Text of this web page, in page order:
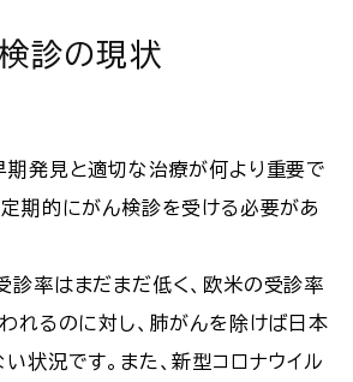
診の現状
期発見と適切な治療が何より重要で
定期的にがん検診を受ける必要があ
診率はまだまだ低く、欧米の受診率
るのに対し、肺がんを除けば日本
状況です。また、新型コロナウイル